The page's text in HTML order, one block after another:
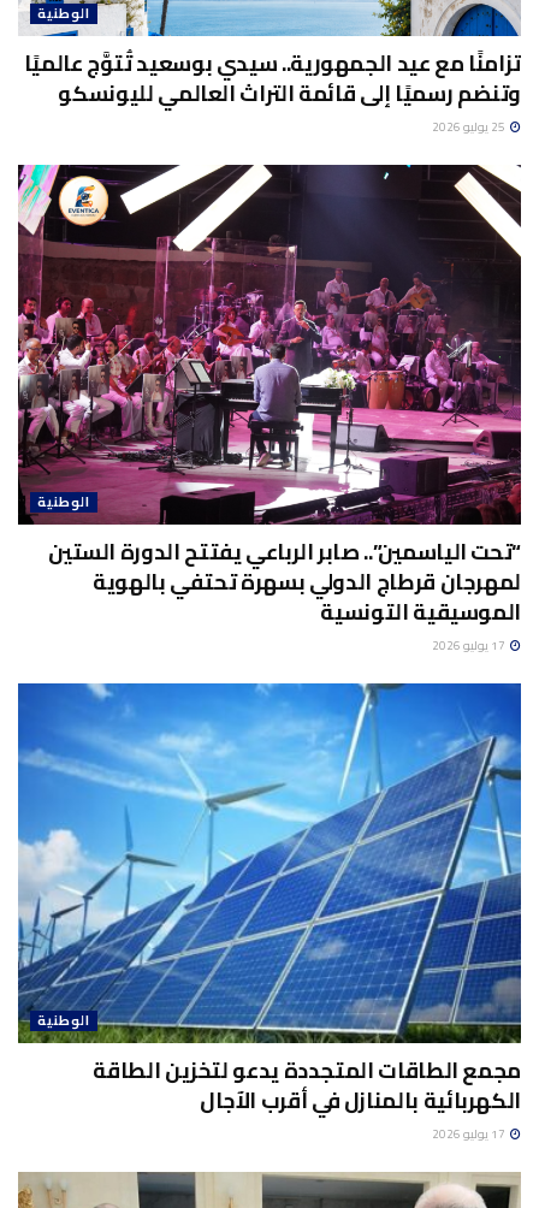
الوطنية
تزامنًا مع عيد الجمهورية.. سيدي بوسعيد تُتوَّج عالميًا
وتنضم رسميًا إلى قائمة التراث العالمي لليونسكو
الوطنية
“تحت الياسمين”.. صابر الرباعي يفتتح الدورة الستين
لمهرجان قرطاج الدولي بسهرة تحتفي بالهوية
الموسيقية التونسية
الوطنية
مجمع الطاقات المتجددة يدعو لتخزين الطاقة
الكهربائية بالمنازل في أقرب الآجال